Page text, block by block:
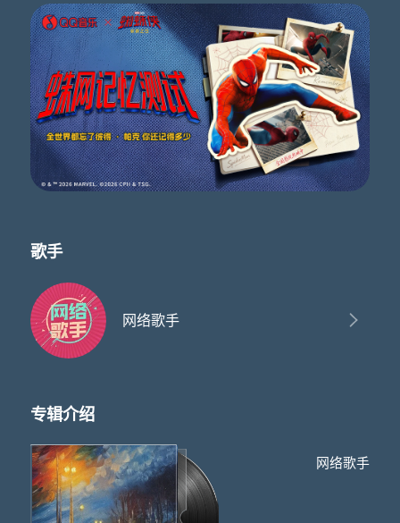
歌手
网络歌手
专辑介绍
网络歌手